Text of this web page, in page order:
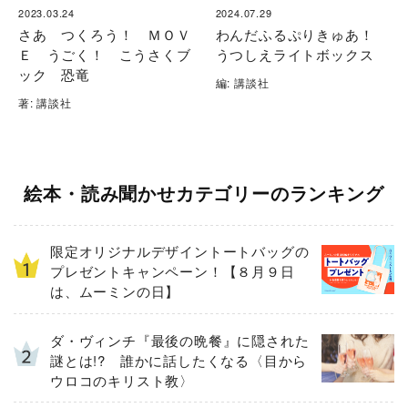
2023.03.24
さあ つくろう！ ＭＯＶ
Ｅ うごく！ こうさくブ
ック 恐竜
著: 講談社
2024.07.29
わんだふるぷりきゅあ！
うつしえライトボックス
編: 講談社
絵本・読み聞かせカテゴリーのランキング
限定オリジナルデザイントートバッグの
プレゼントキャンペーン！【８月９日
は、ムーミンの日】
ダ・ヴィンチ『最後の晩餐』に隠された
謎とは!? 誰かに話したくなる〈目から
ウロコのキリスト教〉